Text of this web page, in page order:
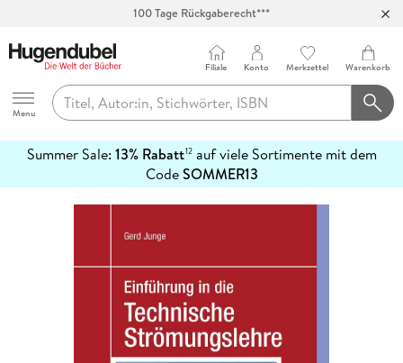
100 Tage Rückgaberecht***
Hugendubel
Menu
Filiale Konto Merkzettel Warenkorb
Summer Sale: 13% Rabatt12auf viele Sortimente mit dem
CodeSOMMER13
erfahren